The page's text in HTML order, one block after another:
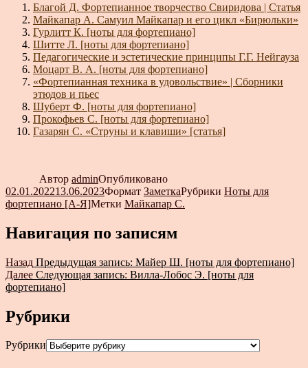
Благой Д. Фортепианное творчество Свиридова | Статья
Майкапар А. Самуил Майкапар и его цикл «Бирюльки»
Гурлитт К. [ноты для фортепиано]
Шитте Л. [ноты для фортепиано]
Педагогические и эстетические принципы Г.Г. Нейгауза
Моцарт В. А. [ноты для фортепиано]
«Фортепианная техника в удовольствие» | Сборники
этюдов и пьес
Шуберт Ф. [ноты для фортепиано]
Прокофьев С. [ноты для фортепиано]
Газарян С. «Струны и клавиши» [статья]
Автор adminОпубликовано
02.01.202213.06.2023Формат ЗаметкаРубрики Ноты для
фортепиано [А-Я]Метки Майкапар С.
Навигация по записям
Назад Предыдущая запись: Майер Ш. [ноты для фортепиано]
Далее Следующая запись: Вилла-Лобос Э. [ноты для
фортепиано]
Рубрики
Рубрики